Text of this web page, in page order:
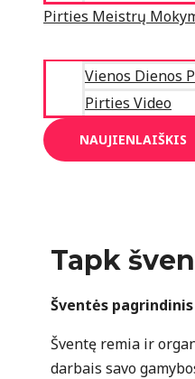
Pirties Meistrų
Vienos Dienos
Pirties Video
NAUJIENLAIŠKIS
Tapk
Šventės
Šventę remia ir
darbais savo